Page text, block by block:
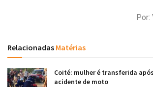
Por:
Relacionadas Matérias
Coité: mulher é transferida
acidente de moto